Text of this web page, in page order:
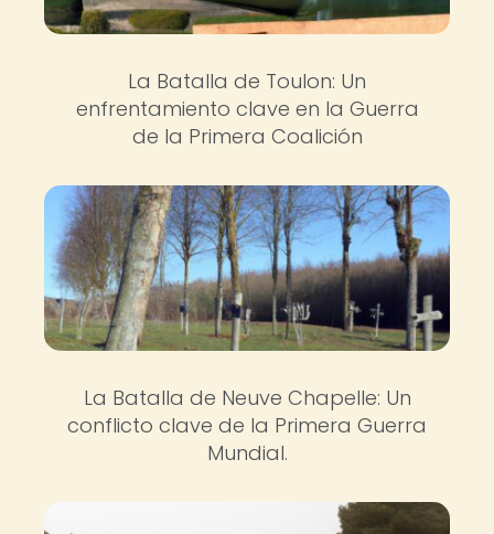
La Batalla de Toulon: Un
enfrentamiento clave en la Guerra
de la Primera Coalición
La Batalla de Neuve Chapelle: Un
conflicto clave de la Primera Guerra
Mundial.